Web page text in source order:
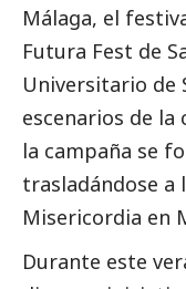
Málaga, el
Futura Fest de
Universitario de
escenarios de la
la campaña se
trasladándose a
Misericordia en
Durante este